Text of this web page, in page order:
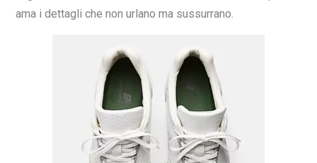
ama i dettagli che non urlano ma sussurrano.